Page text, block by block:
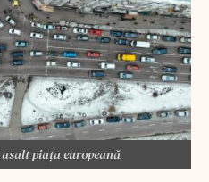
piața europeană